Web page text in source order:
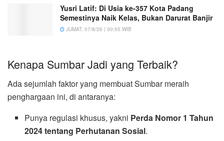
Yusri Latif: Di Usia ke-357 Kota Padang
Semestinya Naik Kelas, Bukan Darurat Banjir
JUMAT, 07/8/26 | 00:55 WIB
Kenapa Sumbar Jadi yang Terbaik?
Ada sejumlah faktor yang membuat Sumbar meraih
penghargaan ini, di antaranya:
Punya regulasi khusus, yakni Perda Nomor 1 Tahun
2024 tentang Perhutanan Sosial.